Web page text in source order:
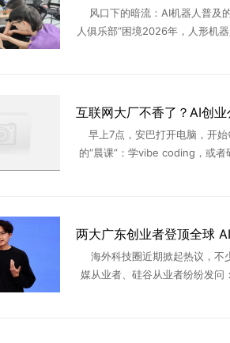
风口下的暗流：AI机器人普及
人俱乐部”困境2026年，人形机器
早上7点，安巴打开电脑，开始
的“晨课”：学vibe coding，或者
海外科技圈近期掀起热议，不
媒从业者、硅谷从业者纷纷发问